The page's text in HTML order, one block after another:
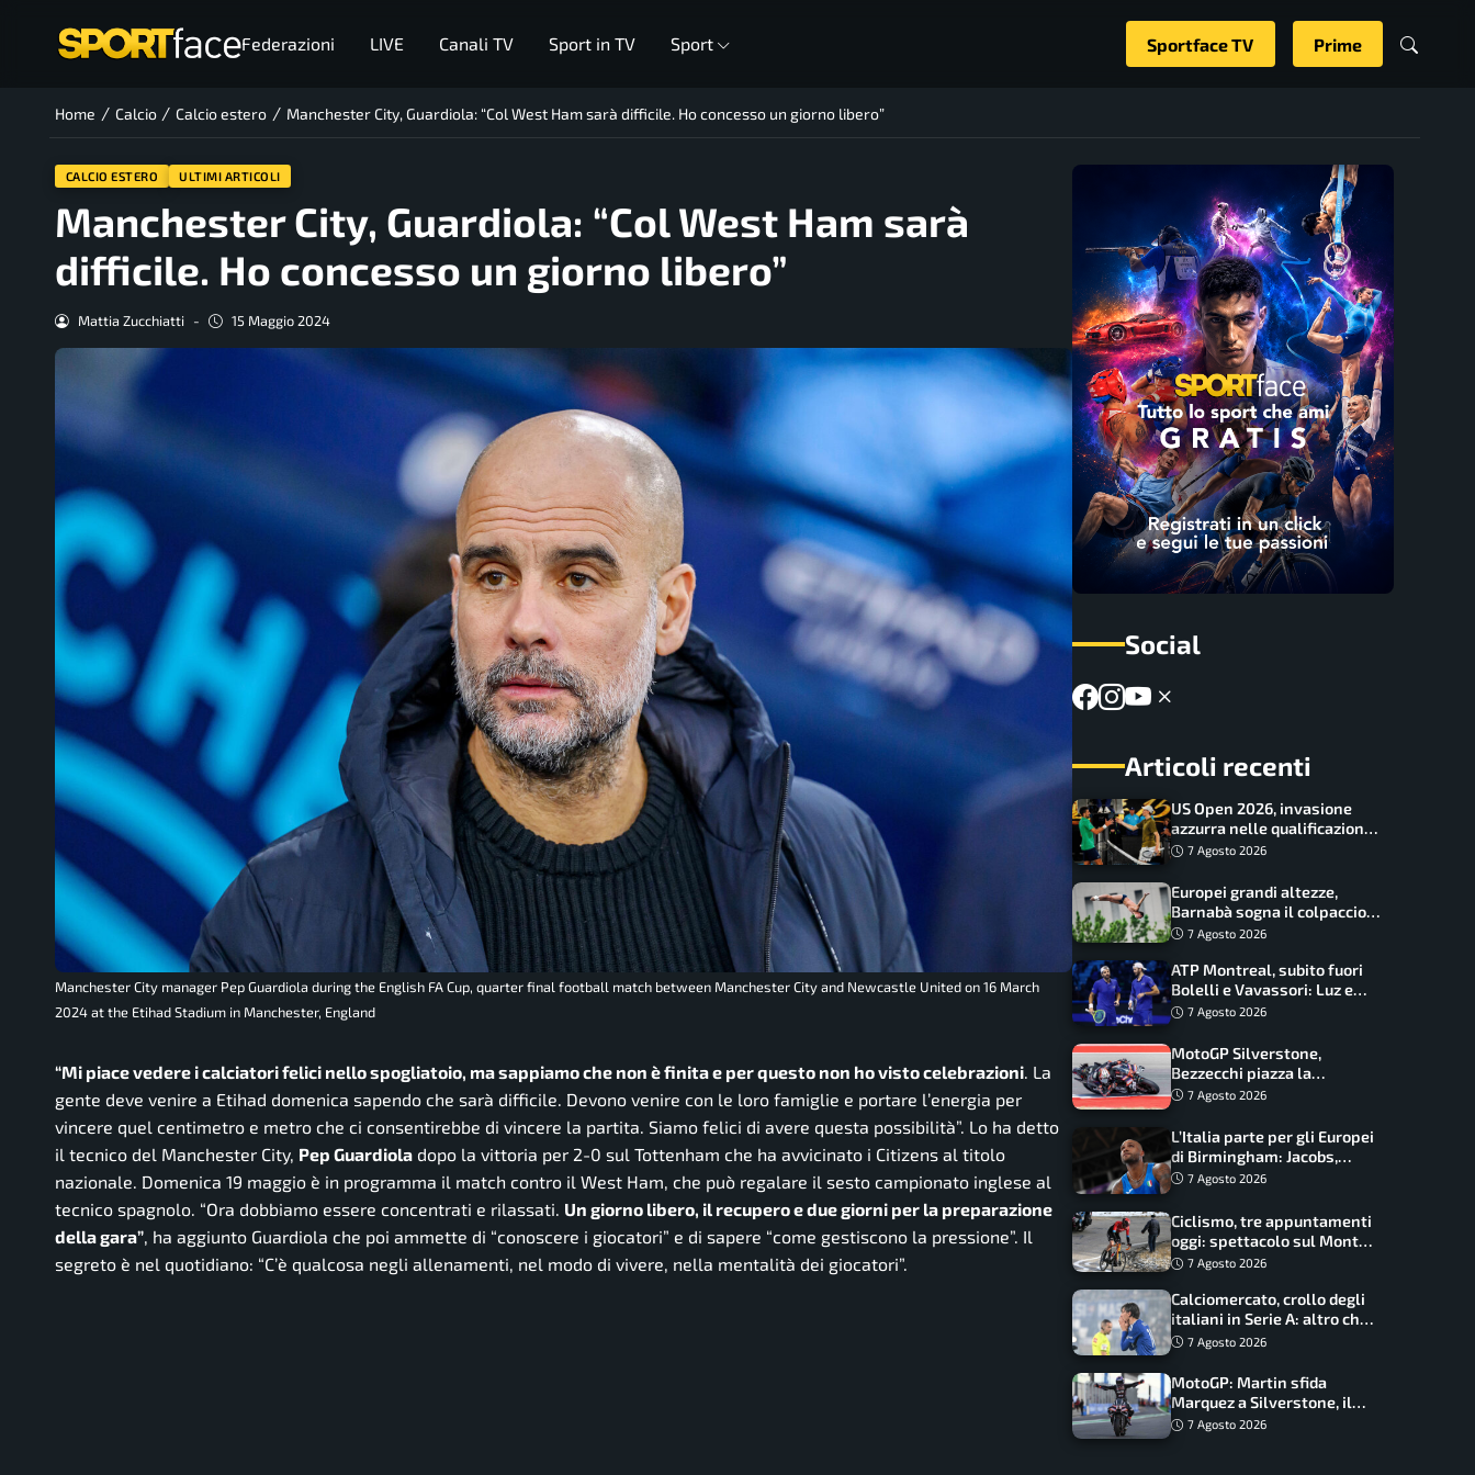
Federazioni LIVE Canali TV Sport in TV Sport Sportface TV Prime
Home / Calcio / Calcio estero / Manchester City, Guardiola: “Col West Ham sarà difficile. Ho concesso un giorno libero”
CALCIO ESTERO ULTIMI ARTICOLI
Manchester City, Guardiola: “Col West Ham sarà
difficile. Ho concesso un giorno libero”
Mattia Zucchiatti - 15 Maggio 2024
Manchester City manager Pep Guardiola during the English FA Cup, quarter final football match between Manchester City and Newcastle United on 16 March
2024 at the Etihad Stadium in Manchester, England
“Mi piace vedere i calciatori felici nello spogliatoio, ma sappiamo che non è finita e per questo non ho visto celebrazioni . La
gente deve venire a Etihad domenica sapendo che sarà difficile. Devono venire con le loro famiglie e portare l’energia per
vincere quel centimetro e metro che ci consentirebbe di vincere la partita. Siamo felici di avere questa possibilità”. Lo ha detto
il tecnico del Manchester City, Pep Guardiola dopo la vittoria per 2-0 sul Tottenham che ha avvicinato i Citizens al titolo
nazionale. Domenica 19 maggio è in programma il match contro il West Ham, che può regalare il sesto campionato inglese al
tecnico spagnolo. “Ora dobbiamo essere concentrati e rilassati. Un giorno libero, il recupero e due giorni per la preparazione
della gara” ha aggiunto Guardiola che poi ammette di “conoscere i giocatori” e di sapere “come gestiscono la pressione”. Il
segreto è nel quotidiano: “C’è qualcosa negli allenamenti, nel modo di vivere, nella mentalità dei giocatori”.
Social
Articoli recenti
US Open 2026, invasione
azzurra nelle qualificazioni:
17 italiani a caccia del main
7 Agosto 2026
Europei grandi altezze,
Barnabà sogna il colpaccio:
è leader a metà gara, Baraldi
7 Agosto 2026
ATP Montreal, subito fuori
Bolelli e Vavassori: Luz e
Matos fermano gli azzurri
7 Agosto 2026
MotoGP Silverstone,
Bezzecchi piazza la
zampata: Aprilia domina,
7 Agosto 2026
L’Italia parte per gli Europei
di Birmingham: Jacobs,
Tamberi e Battocletti
record
7 Agosto 2026
Ciclismo, tre appuntamenti
oggi: spettacolo sul Mont
Ventoux, orari e come
7 Agosto 2026
Calciomercato, crollo degli
italiani in Serie A: altro che
svolta dopo il Mondiale
7 Agosto 2026
MotoGP: Martin sfida
Marquez a Silverstone, il
programma e gli orari
7 Agosto 2026